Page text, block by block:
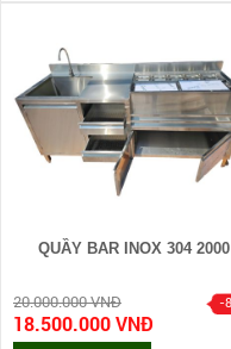
QUẦY BAR INOX 304 2000
20.000.000 VNĐ
18.500.000 VNĐ